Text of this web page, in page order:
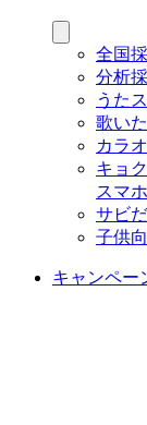
全国
分析
うた
歌い
カラ
キョ
スマ
サビ
子供
キャンペー